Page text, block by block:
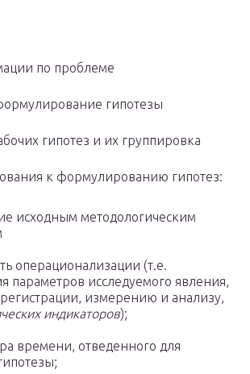
по проблеме
гипотезы
гипотез и их группировка
к формулированию гипотез:
исходным методологическим
операционализации (т.е.
параметров исследуемого явления,
измерению и анализу,
индикаторов);
времени, отведенного для